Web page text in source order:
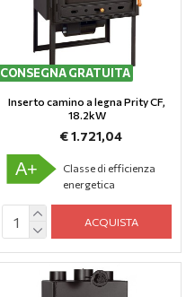
CONSEGNA GRATUITA
Inserto camino a legna Prity CF,
18.2kW
€ 1.721,04
A+
Classe di efficienza
energetica
ACQUISTA